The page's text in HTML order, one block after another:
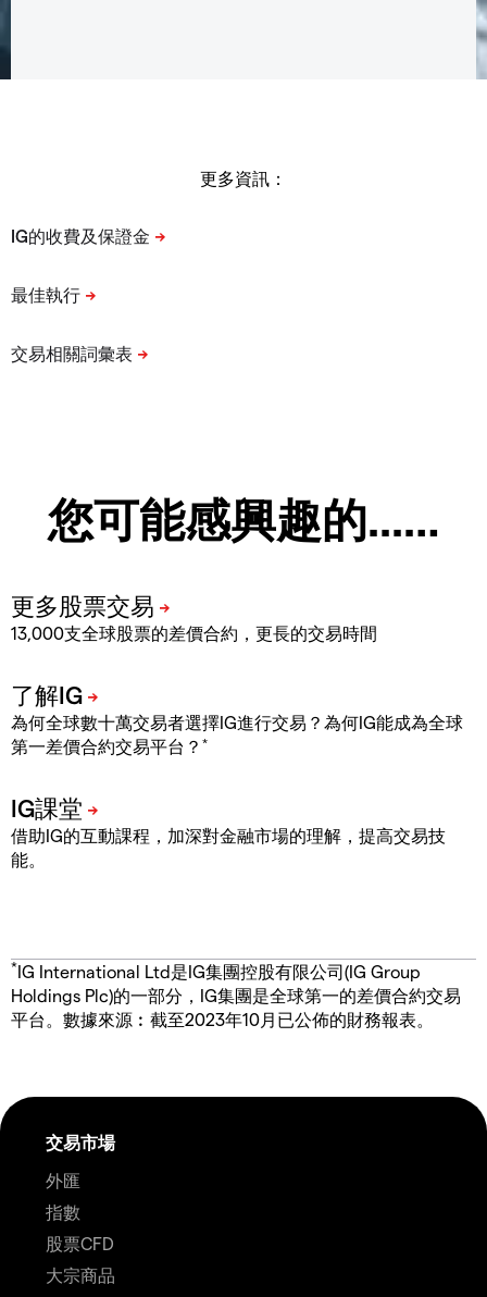
更多資訊：
您可能感興趣的...…
13,000支全球股票的差價合約，更長的交易時間
為何全球數十萬交易者選擇IG進行交易？為何IG能成為全球
第一差價合約交易平台？ *
借助IG的互動課程，加深對金融市場的理解，提高交易技
能。
*IG International Ltd是IG集團控股有限公司(IG Group
Holdings Plc)的一部分，IG集團是全球第一的差價合約交易
平台。數據來源︰截至2023年10月已公佈的財務報表。
交易市場
外匯
指數
股票CFD
大宗商品